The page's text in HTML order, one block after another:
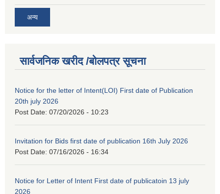
अन्य
सार्वजनिक खरीद /बोलपत्र सूचना
Notice for the letter of Intent(LOI) First date of Publication
20th july 2026
Post Date: 07/20/2026 - 10:23
Invitation for Bids first date of publication 16th July 2026
Post Date: 07/16/2026 - 16:34
Notice for Letter of Intent First date of publicatoin 13 july
2026